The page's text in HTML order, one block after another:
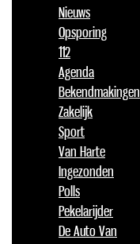
Nieuws
Opsporing
112
Agenda
Bekendmakingen
Zakelijk
Sport
Van Harte
Ingezonden
Polls
Pekelarijder
De Auto Van